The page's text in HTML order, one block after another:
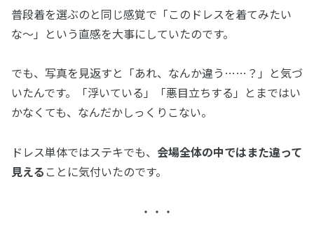
普段着を選ぶのと同じ感覚で「このドレスを着てみたい
な〜」という直感を大事にしていたのです。
でも、写真を見返すと「あれ、なんか違う……？」と気づ
いたんです。「浮いている」「悪目立ちする」とまではい
かなくても、なんだかしっくりこない。
ドレス単体ではステキでも、 会場全体の中ではまた違って
見える ことに気付いたのです。
・・・